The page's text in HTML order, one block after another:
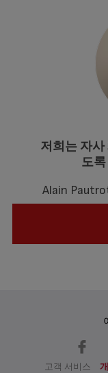
저희는 자
도
Alain
고객 서비스